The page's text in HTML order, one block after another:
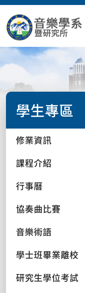
學生專區
修業資訊
課程介紹
行事曆
協奏曲比賽
音樂術語
學士班畢業離校
研究生學位考試